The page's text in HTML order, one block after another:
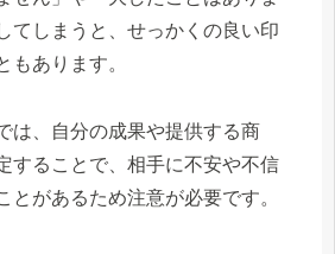
てしまうと、せっかくの良い印
もあります。
は、自分の成果や提供する商
することで、相手に不安や不信
とがあるため注意が必要です。